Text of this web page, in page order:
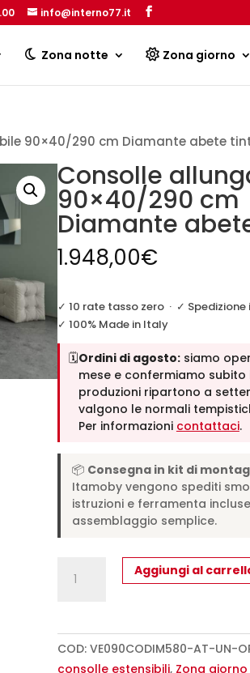
info@interno77.it
Zona notte Zona giorno
90×40/290 cm Diamante abete
Consolle
90×40/290 cm
Diamante
1.948,00€
✓ 10 rate tasso zero· ✓
✓ 100% Made in Italy
🗓️Ordini di agosto:siamo
mese e confermiamo subito
produzioni ripartono a
valgono le normali
Per informazioni contattaci.
📦 Consegna in kit di
Itamoby vengono spediti
istruzioni e ferramenta
assemblaggio semplice.
allungabile
Diamante
abete
Aggiungi al
COD: VE090CODIM580-AT-UN-
consolle estensibili, Zona giorno